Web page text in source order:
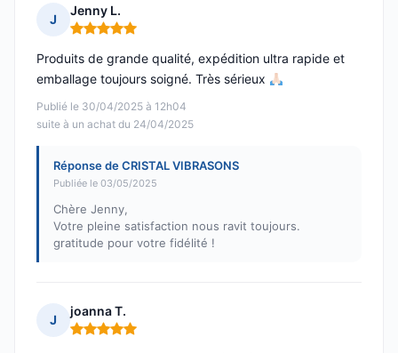
J
Jenny L.
Note : 5 sur 5
Publié le 30/04/2025 à 12h04
suite à un achat du 24/04/2025
Produits de grande qualité, expédition ultra rapide et
emballage toujours soigné. Très sérieux
Réponse de CRISTAL VIBRASONS
Publiée le 03/05/2025
Chère Jenny,
Votre pleine satisfaction nous ravit toujours.
gratitude pour votre fidélité !
J
joanna T.
Note : 5 sur 5